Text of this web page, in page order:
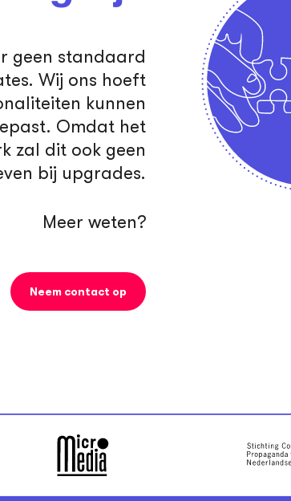
geen standaard
Wij ons hoeft
kunnen
Omdat het
zal dit ook geen
bij upgrades.
Meer weten?
Neem contact op